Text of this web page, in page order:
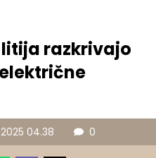
razkrivajo
2025 04.38 0